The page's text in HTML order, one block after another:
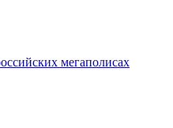
мегаполисах